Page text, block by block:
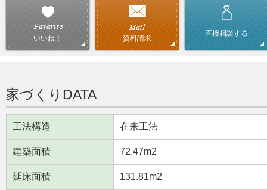
いいね！ 資料請求
直接相談する
家づくりDATA
工法構造 在来工法
建築面積 72.47m2
延床面積 131.81m2